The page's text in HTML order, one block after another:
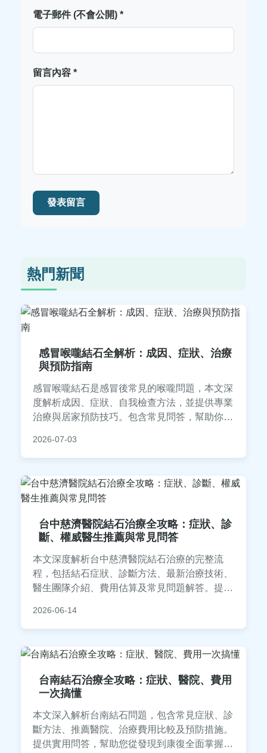
電子郵件 (不會公開) *
留言內容 *
發表留言
熱門新聞
感冒喉嚨結石全解析：成因、症狀、治療
與預防指南
感冒喉嚨結石是感冒後常見的喉嚨問題，本文深
度解析成因、症狀、自我檢查方法，並提供專業
治療與居家預防技巧。包含常見問答，幫助你徹
2026-07-03
台中慈濟醫院結石治療全攻略：症狀、診
斷、權威醫生推薦與常見問答
本文深度解析台中慈濟醫院結石治療的完整流
程，包括結石症狀、診斷方法、最新治療技術、
醫生團隊介紹、費用估算及常見問題解答。提供
題，並分享就醫經驗與建議。
2026-06-14
台南結石治療全攻略：症狀、醫院、費用
一次搞懂
本文深入解析台南結石問題，包含常見症狀、診
斷方法、推薦醫院、治療費用比較及預防措施。
提供實用問答，幫助您從發現到康復全面掌握結